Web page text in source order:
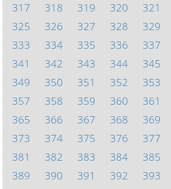
317
318 319 320 321
325
326 327 328 329
333
334 335 336 337
341
342 343 344 345
349
350 351 352 353
357
358 359 360 361
365
366 367 368 369
373
374 375 376 377
381
382 383 384 385
389
390 391 392 393